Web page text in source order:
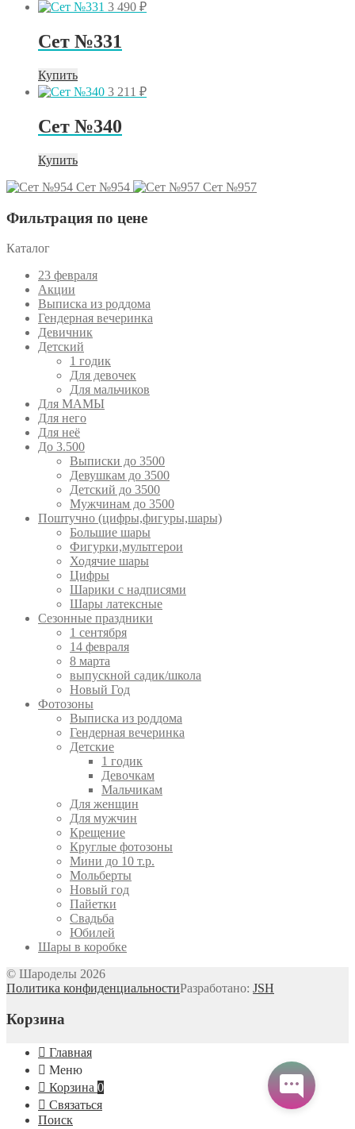
3 490 ₽
Сет №331
Купить
3 211 ₽
Сет №340
Купить
Сет №954
Сет №957
Фильтрация по цене
Каталог
23 февраля
Акции
Выписка из роддома
Гендерная вечеринка
Девичник
Детский
1 годик
Для девочек
Для мальчиков
Для МАМЫ
Для него
Для неё
До 3.500
Выписки до 3500
Девушкам до 3500
Детский до 3500
Мужчинам до 3500
Поштучно (цифры,фигуры,шары)
Большие шары
Фигурки,мультгерои
Ходячие шары
Цифры
Шарики с надписями
Шары латексные
Сезонные праздники
1 сентября
14 февраля
8 марта
выпускной садик/школа
Новый Год
Фотозоны
Выписка из роддома
Гендерная вечеринка
Детские
1 годик
Девочкам
Мальчикам
Для женщин
Для мужчин
Крещение
Круглые фотозоны
Мини до 10 т.р.
Мольберты
Новый год
Пайетки
Свадьба
Юбилей
Шары в коробке
© Шароделы 2026
Политика конфиденциальностиРазработано: JSH
Корзина
Главная
Меню
Корзина 0
Связаться
Поиск